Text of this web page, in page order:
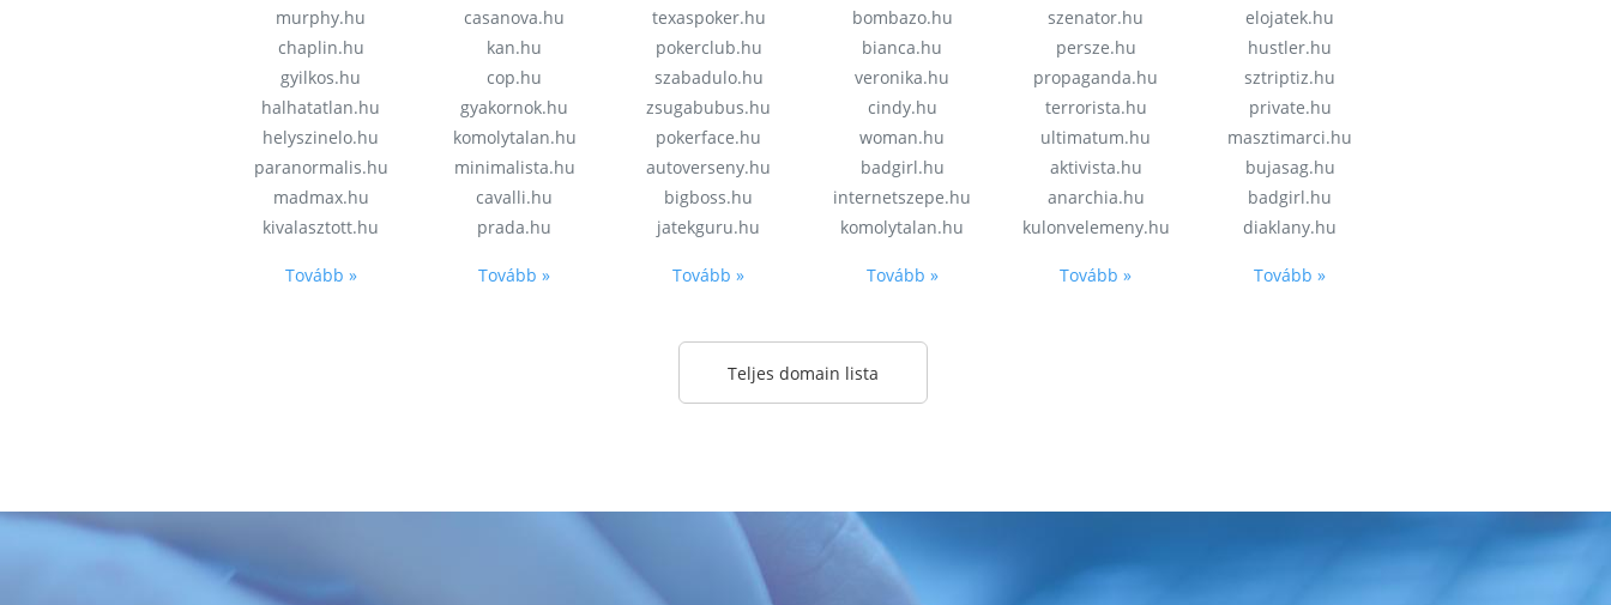
murphy.hu
chaplin.hu
gyilkos.hu
halhatatlan.hu
helyszinelo.hu
paranormalis.hu
madmax.hu
kivalasztott.hu
Tovább »
casanova.hu
kan.hu
cop.hu
gyakornok.hu
komolytalan.hu
minimalista.hu
cavalli.hu
prada.hu
Tovább »
texaspoker.hu
pokerclub.hu
szabadulo.hu
zsugabubus.hu
pokerface.hu
autoverseny.hu
bigboss.hu
jatekguru.hu
Tovább »
bombazo.hu
bianca.hu
veronika.hu
cindy.hu
woman.hu
badgirl.hu
internetszepe.hu
komolytalan.hu
Tovább »
szenator.hu
persze.hu
propaganda.hu
terrorista.hu
ultimatum.hu
aktivista.hu
anarchia.hu
kulonvelemeny.hu
Tovább »
elojatek.hu
hustler.hu
sztriptiz.hu
private.hu
masztimarci.hu
bujasag.hu
badgirl.hu
diaklany.hu
Tovább »
Teljes domain lista